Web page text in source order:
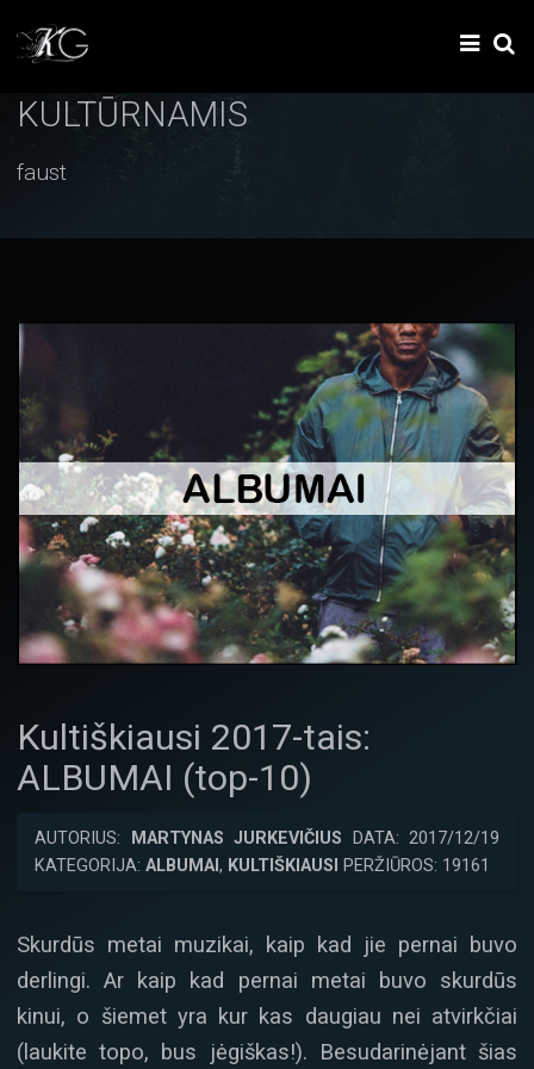
KULTŪRNAMIS
faust
Kultiškiausi 2017-tais:
ALBUMAI (top-10)
AUTORIUS: MARTYNAS JURKEVIČIUS DATA: 2017/12/19
KATEGORIJA: ALBUMAI, KULTIŠKIAUSI PERŽIŪROS: 19161
Skurdūs metai muzikai, kaip kad jie pernai buvo
derlingi. Ar kaip kad pernai metai buvo skurdūs
kinui, o šiemet yra kur kas daugiau nei atvirkčiai
(laukite topo, bus jėgiškas!). Besudarinėjant šias